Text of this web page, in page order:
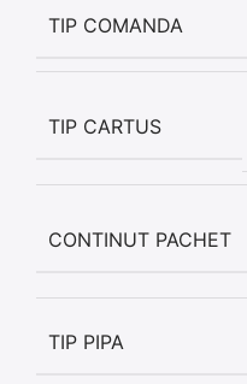
TIP COMANDA
TIP CARTUS
CONTINUT PACHET
TIP PIPA